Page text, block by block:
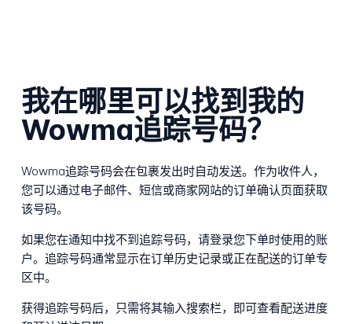
我在哪里可以找到我的
Wowma追踪号码？
Wowma追踪号码会在包裹发出时自动发送。作为收件人，
您可以通过电子邮件、短信或商家网站的订单确认页面获取
该号码。
如果您在通知中找不到追踪号码，请登录您下单时使用的账
户。追踪号码通常显示在订单历史记录或正在配送的订单专
区中。
获得追踪号码后，只需将其输入搜索栏，即可查看配送进度